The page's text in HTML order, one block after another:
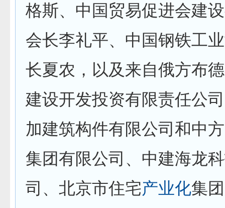
格斯、中国贸易促进会建
会长李礼平、中国钢铁工
长夏农，以及来自俄方布
建设开发投资有限责任公
加建筑构件有限公司和中
集团有限公司、中建海龙
司、北京市住宅产业化集